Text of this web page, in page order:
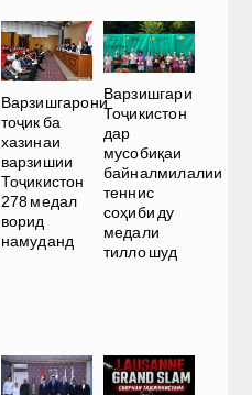
Варзишгарони
тоҷик ба
хазинаи
варзишии
Тоҷикистон
278 медал
ворид
намуданд
Варзишгари
Тоҷикистон
дар
мусобиқаи
байналмилалии
теннис
соҳиби ду
медали
тилло шуд